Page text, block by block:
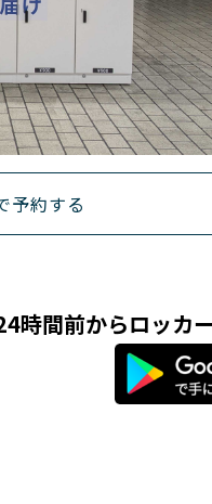
予約する
時間前からロッカ